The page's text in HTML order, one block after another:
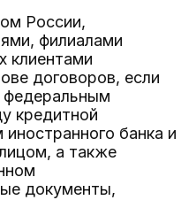
России,
филиалами
клиентами
договоров, если
федеральным
кредитной
банка и
а также
документы,